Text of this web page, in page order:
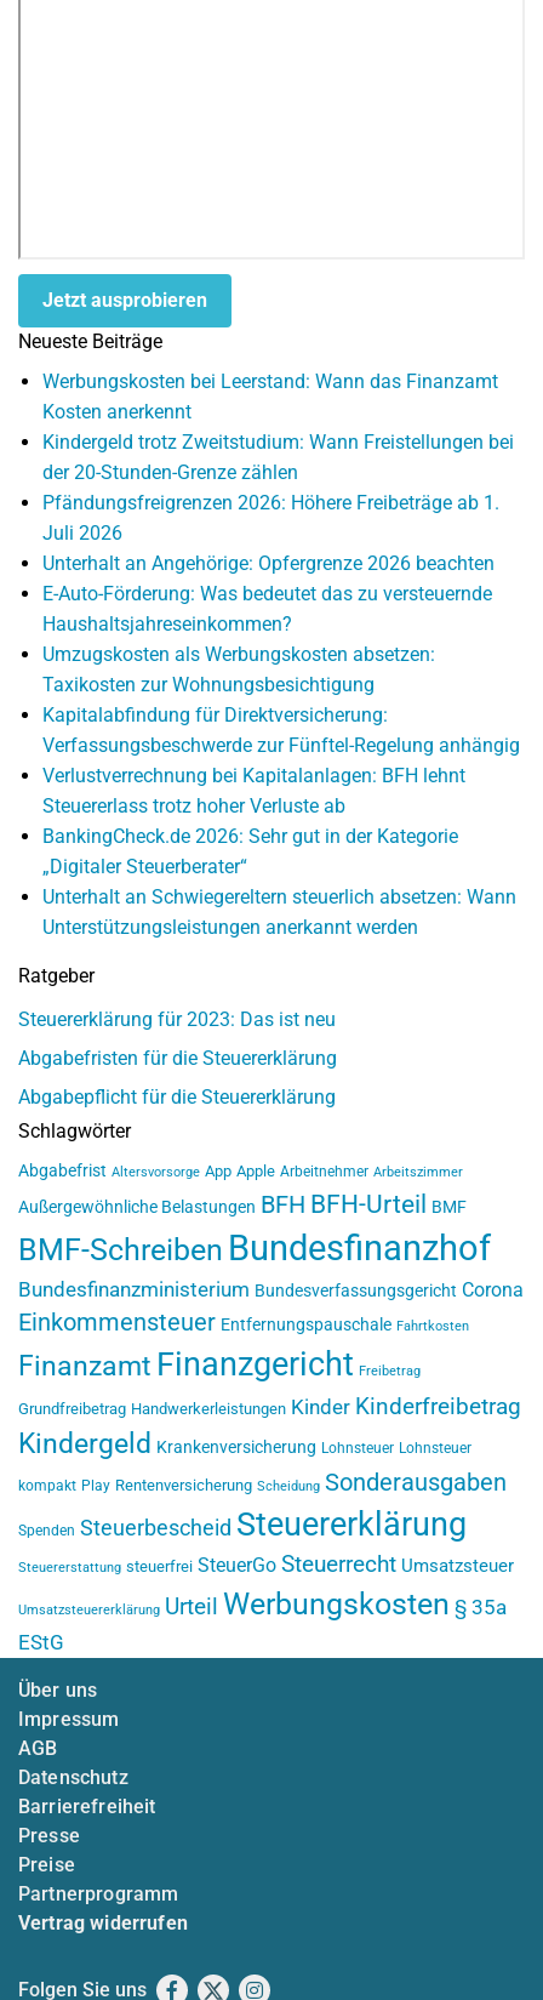
Jetzt ausprobieren
Neueste Beiträge
Werbungskosten bei Leerstand: Wann das Finanzamt
Kosten anerkennt
Kindergeld trotz Zweitstudium: Wann Freistellungen bei
der 20-Stunden-Grenze zählen
Pfändungsfreigrenzen 2026: Höhere Freibeträge ab 1.
Juli 2026
Unterhalt an Angehörige: Opfergrenze 2026 beachten
E-Auto-Förderung: Was bedeutet das zu versteuernde
Haushaltsjahreseinkommen?
Umzugskosten als Werbungskosten absetzen:
Taxikosten zur Wohnungsbesichtigung
Kapitalabfindung für Direktversicherung:
Verfassungsbeschwerde zur Fünftel-Regelung anhängig
Verlustverrechnung bei Kapitalanlagen: BFH lehnt
Steuererlass trotz hoher Verluste ab
BankingCheck.de 2026: Sehr gut in der Kategorie
„Digitaler Steuerberater“
Unterhalt an Schwiegereltern steuerlich absetzen: Wann
Unterstützungsleistungen anerkannt werden
Ratgeber
Steuererklärung für 2023: Das ist neu
Abgabefristen für die Steuererklärung
Abgabepflicht für die Steuererklärung
Schlagwörter
Abgabefrist Altersvorsorge App Apple Arbeitnehmer Arbeitszimmer
Außergewöhnliche Belastungen BFH BFH-Urteil BMF
BMF-Schreiben Bundesfinanzhof
Bundesfinanzministerium Bundesverfassungsgericht Corona
Einkommensteuer Entfernungspauschale Fahrtkosten
Finanzamt Finanzgericht Freibetrag
Grundfreibetrag Handwerkerleistungen Kinder Kinderfreibetrag
Kindergeld Krankenversicherung Lohnsteuer Lohnsteuer
kompakt Play Rentenversicherung Scheidung Sonderausgaben
Spenden Steuerbescheid Steuererklärung
Steuererstattung steuerfrei SteuerGo Steuerrecht Umsatzsteuer
Umsatzsteuererklärung Urteil Werbungskosten § 35a
EStG
Über uns
Impressum
AGB
Datenschutz
Barrierefreiheit
Presse
Preise
Partnerprogramm
Vertrag widerrufen
Folgen Sie uns Facebook
X Instagram